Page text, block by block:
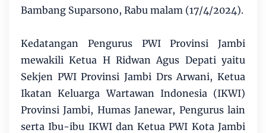
Bambang Suparsono, Rabu malam (17/4/2024).
Kedatangan Pengurus PWI Provinsi Jambi
mewakili Ketua H Ridwan Agus Depati yaitu
Sekjen PWI Provinsi Jambi Drs Arwani, Ketua
Ikatan Keluarga Wartawan Indonesia (IKWI)
Provinsi Jambi, Humas Janewar, Pengurus lain
serta Ibu-ibu IKWI dan Ketua PWI Kota Jambi